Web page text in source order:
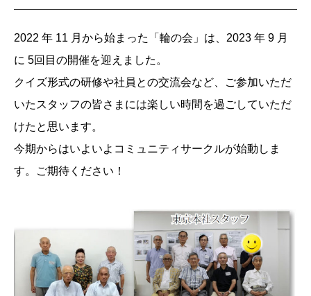
2022 年 11 月から始まった「輪の会」は、2023 年 9 月
に 5回目の開催を迎えました。
クイズ形式の研修や社員との交流会など、ご参加いただ
いたスタッフの皆さまには楽しい時間を過ごしていただ
けたと思います。
今期からはいよいよコミュニティサークルが始動しま
す。ご期待ください！